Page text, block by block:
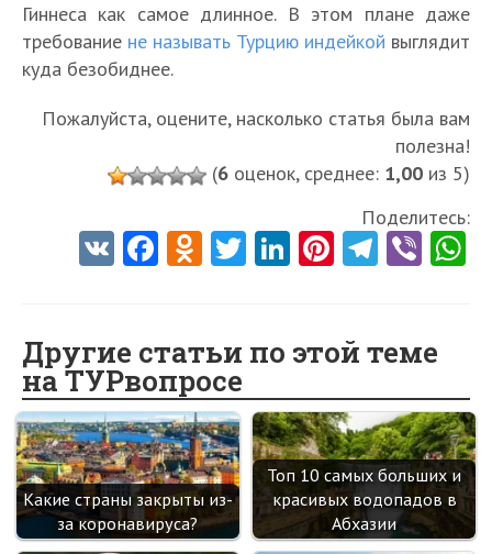
Гиннеса как самое длинное. В этом плане даже
требование не называть Турцию индейкой выглядит
куда безобиднее.
Пожалуйста, оцените, насколько статья была вам
полезна!
(6 оценок, среднее: 1,00 из 5)
Поделитесь:
V Fa
o
o
k
O
o
kl
as
sn
ik
i
T
er
Li
dI
n
Pi
es
t
Te
a
m
Vi
Другие статьи по этой теме
на ТУРвопросе
Какие страны закрыты из-
за коронавируса?
Топ 10 самых больших и
красивых водопадов в
Абхазии